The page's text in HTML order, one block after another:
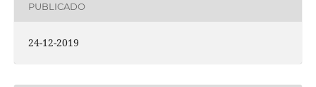
PUBLICADO
24-12-2019